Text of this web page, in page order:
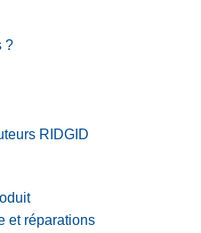
?
RIDGID
et réparations